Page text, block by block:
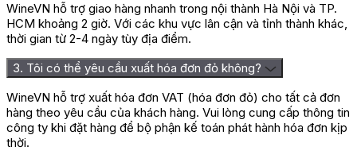
WineVN hỗ trợ giao hàng nhanh trong nội thành Hà Nội và TP.
HCM khoảng 2 giờ. Với các khu vực lân cận và tỉnh thành khác,
thời gian từ 2-4 ngày tùy địa điểm.
3. Tôi có thể yêu cầu xuất hóa đơn đỏ không?
WineVN hỗ trợ xuất hóa đơn VAT (hóa đơn đỏ) cho tất cả đơn
hàng theo yêu cầu của khách hàng. Vui lòng cung cấp thông tin
công ty khi đặt hàng để bộ phận kế toán phát hành hóa đơn kịp
thời.